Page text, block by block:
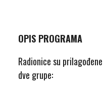
OPIS PROGRAMA
Radionice su
dve grupe: